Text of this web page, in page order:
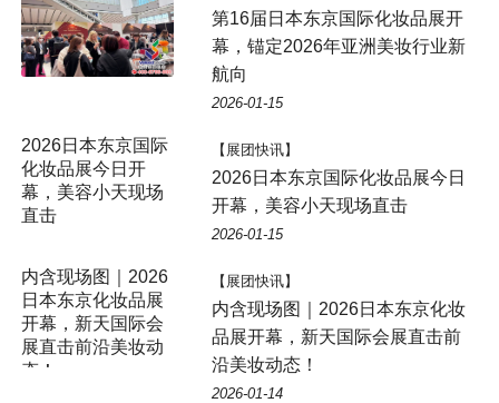
第16届日本东京国际化妆品展开
幕，锚定2026年亚洲美妆行业新
航向
2026-01-15
【展团快讯】
2026日本东京国际化妆品展今日
开幕，美容小天现场直击
2026-01-15
内含现场图｜2026
日本东京化妆品展
开幕，新天国际会
展直击前沿美妆动
态！
【展团快讯】
内含现场图｜2026日本东京化妆
品展开幕，新天国际会展直击前
沿美妆动态！
2026-01-14